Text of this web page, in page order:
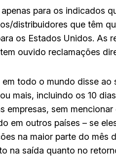
para os indicados
distribuidores que têm
os Estados Unidos. As
ouvido reclamações
todo o mundo disse
mais, incluindo os 10
empresas, sem
em outros países – se
na maior parte do mês
na saída quanto no